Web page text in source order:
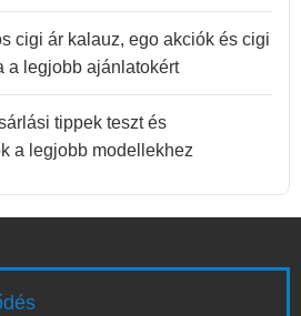
cigi ár kalauz, ego akciók és cigi
a legjobb ajánlatokért
tippek teszt és
a legjobb modellekhez